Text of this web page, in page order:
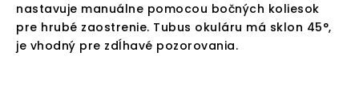
nastavuje manuálne pomocou bočných koliesok
pre hrubé zaostrenie. Tubus okuláru má sklon 45°,
je vhodný pre zdĺhavé pozorovania.